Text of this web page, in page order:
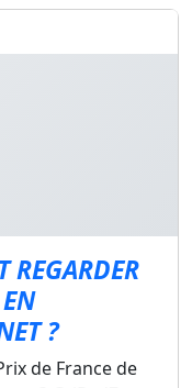
REGARDER
?
de France de